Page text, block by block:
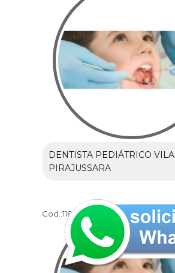
DENTISTA PEDIÁTRICO VILA
PIRAJUSSARA
Cod.:11821